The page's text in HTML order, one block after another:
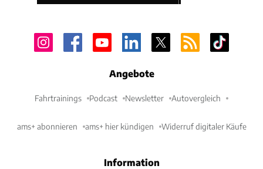
Angebote
Fahrtrainings Podcast Newsletter Autovergleich
ams+ abonnieren ams+ hier kündigen Widerruf digitaler Käufe
Information